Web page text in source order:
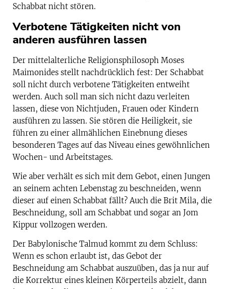
Schabbat nicht stören.
Verbotene Tätigkeiten nicht von
anderen ausführen lassen
Der mittelalterliche Religionsphilosoph Moses
Maimonides stellt nachdrücklich fest: Der Schabbat
soll nicht durch verbotene Tätigkeiten entweiht
werden. Auch soll man sich nicht dazu verleiten
lassen, diese von Nichtjuden, Frauen oder Kindern
ausführen zu lassen. Sie stören die Heiligkeit, sie
führen zu einer allmählichen Einebnung dieses
besonderen Tages auf das Niveau eines gewöhnlichen
Wochen- und Arbeitstages.
Wie aber verhält es sich mit dem Gebot, einen Jungen
an seinem achten Lebenstag zu beschneiden, wenn
dieser auf einen Schabbat fällt? Auch die Brit Mila, die
Beschneidung, soll am Schabbat und sogar an Jom
Kippur vollzogen werden.
Der Babylonische Talmud kommt zu dem Schluss:
Wenn es schon erlaubt ist, das Gebot der
Beschneidung am Schabbat auszuüben, das ja nur auf
die Korrektur eines kleinen Körperteils abzielt, dann